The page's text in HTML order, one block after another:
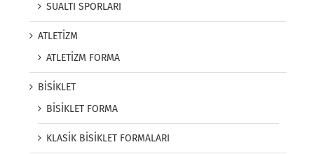
SUALTI SPORLARI
ATLETİZM
ATLETİZM FORMA
BİSİKLET
BİSİKLET FORMA
KLASİK BİSİKLET FORMALARI